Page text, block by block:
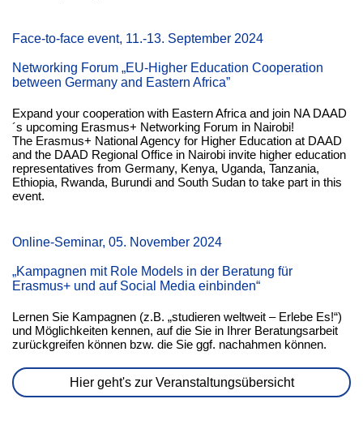
Face-to-face event, 11.-13. September 2024
Networking Forum „EU-Higher Education Cooperation
between Germany and Eastern Africa”
Expand your cooperation with Eastern Africa and join NA DAAD
´s upcoming Erasmus+ Networking Forum in Nairobi!
The Erasmus+ National Agency for Higher Education at DAAD
and the DAAD Regional Office in Nairobi invite higher education
representatives from Germany, Kenya, Uganda, Tanzania,
Ethiopia, Rwanda, Burundi and South Sudan to take part in this
event.
Online-Seminar, 05. November 2024
„Kampagnen mit Role Models in der Beratung für
Erasmus+ und auf Social Media einbinden“
Lernen Sie Kampagnen (z.B. „studieren weltweit – Erlebe Es!“)
und Möglichkeiten kennen, auf die Sie in Ihrer Beratungsarbeit
zurückgreifen können bzw. die Sie ggf. nachahmen können.
Hier geht's zur Veranstaltungsübersicht